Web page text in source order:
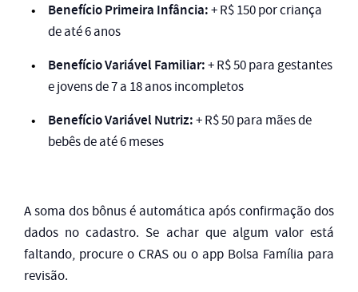
Benefício Primeira Infância:+ R$ 150 por criança
de até 6 anos
Benefício Variável Familiar:+ R$ 50 para gestantes
e jovens de 7 a 18 anos incompletos
Benefício Variável Nutriz:+ R$ 50 para mães de
bebês de até 6 meses
A soma dos bônus é automática após confirmação dos
dados no cadastro. Se achar que algum valor está
faltando, procure o CRAS ou o app Bolsa Família para
revisão.